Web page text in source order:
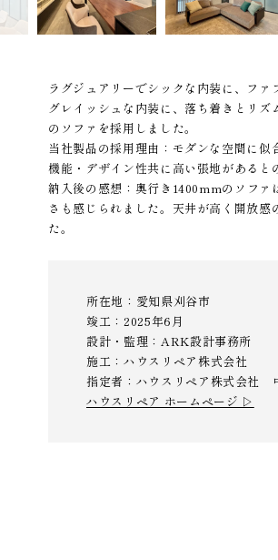
ラグジュアリーでシックな内装に、ファ
グレイッシュな内装に、落ち着きとリ
のソファを採用しました。
当社製品の採用理由：モダンな空間に似
機能・デザイン性共に高い張地があると
納入後の感想：奥行き1400mmのソフ
さも感じられました。天井が高く開放
た。
所在地：愛知県刈谷市
竣工：2025年6月
設計・監理：ARK設計事務所
施工：ハウスリペア株式会社
指定者：ハウスリペア株式会社
ハウスリペア ホームページ ▷